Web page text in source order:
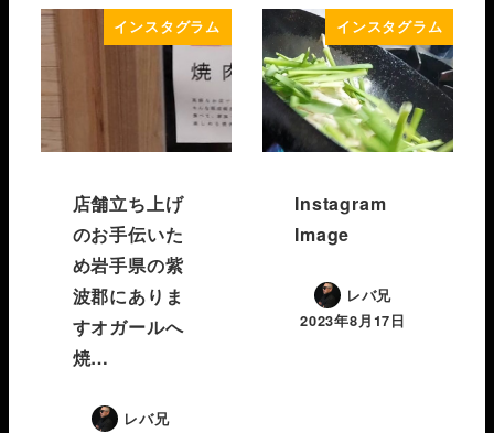
インスタグラム
店舗立ち上げ
のお手伝いた
め岩手県の紫
波郡にありま
すオガールへ️
焼…
レバ兄
インスタグラム
Instagram
Image
レバ兄
2023年8月17日